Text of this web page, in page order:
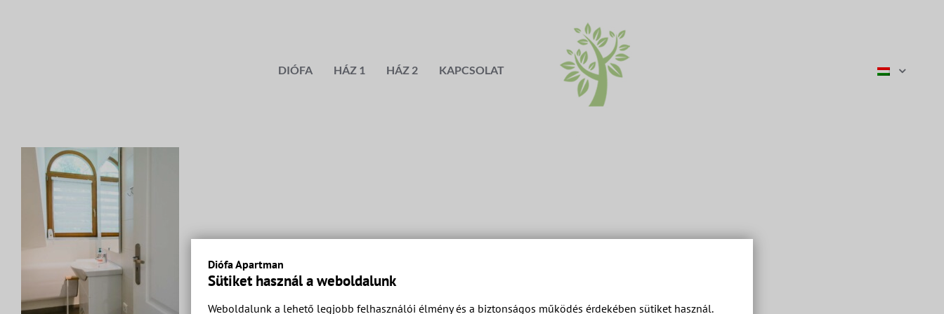
Diófa Apartman
Sütiket használ a weboldalunk
Weboldalunk a lehető legjobb felhasználói élmény és a biztonságos működés érdekében sütiket használ.
DIÓFA HÁZ 1 HÁZ 2 KAPCSOLAT